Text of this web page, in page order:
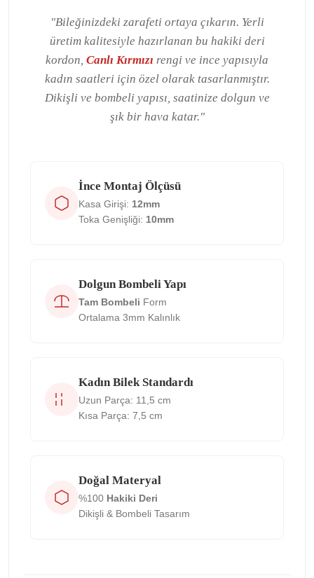
"Bileğinizdeki zarafeti ortaya çıkarın. Yerli
üretim kalitesiyle hazırlanan bu hakiki deri
kordon, Canlı Kırmızı rengi ve ince yapısıyla
kadın saatleri için özel olarak tasarlanmıştır.
Dikişli ve bombeli yapısı, saatinize dolgun ve
şık bir hava katar."
İnce Montaj Ölçüsü
Kasa Girişi: 12mm
Toka Genişliği: 10mm
Dolgun Bombeli Yapı
Tam Bombeli Form
Ortalama 3mm Kalınlık
Kadın Bilek Standardı
Uzun Parça: 11,5 cm
Kısa Parça: 7,5 cm
Doğal Materyal
%100 Hakiki Deri
Dikişli & Bombeli Tasarım